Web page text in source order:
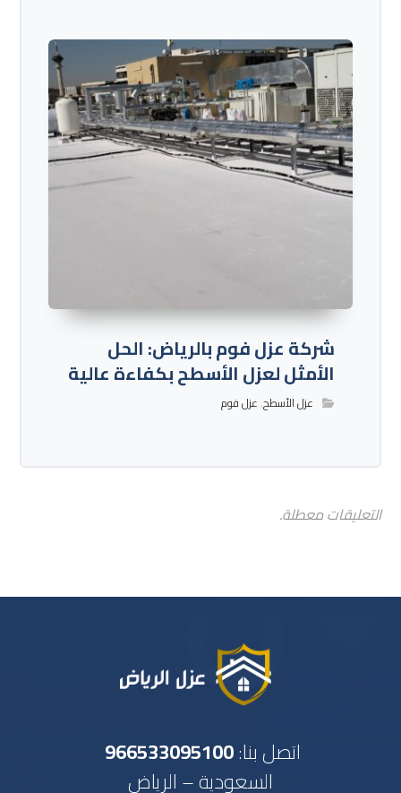
شركة عزل فوم بالرياض: الحل
الأمثل لعزل الأسطح بكفاءة عالية
عزل الأسطح,عزل فوم
التعليقات معطلة.
اتصل بنا:966533095100
السعودية – الرياض